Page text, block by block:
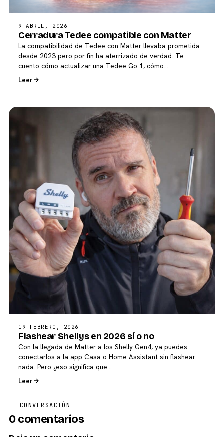
9 ABRIL, 2026
Cerradura Tedee compatible con Matter
La compatibilidad de Tedee con Matter llevaba prometida
desde 2023 pero por fin ha aterrizado de verdad. Te
cuento cómo actualizar una Tedee Go 1, cómo…
Leer
19 FEBRERO, 2026
Flashear Shellys en 2026 sí o no
Con la llegada de Matter a los Shelly Gen4, ya puedes
conectarlos a la app Casa o Home Assistant sin flashear
nada. Pero ¿eso significa que…
Leer
CONVERSACIÓN
0 comentarios